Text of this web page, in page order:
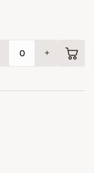
+